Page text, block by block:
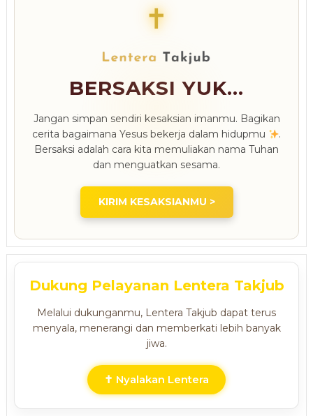
✝
BERSAKSI YUK...
Jangan simpan sendiri kesaksian imanmu. Bagikan
cerita bagaimana Yesus bekerja dalam hidupmu
.
Bersaksi adalah cara kita memuliakan nama Tuhan
dan menguatkan sesama.
KIRIM KESAKSIANMU >
Dukung Pelayanan Lentera Takjub
Melalui dukunganmu, Lentera Takjub dapat terus
menyala, menerangi dan memberkati lebih banyak
jiwa.
✝ Nyalakan Lentera